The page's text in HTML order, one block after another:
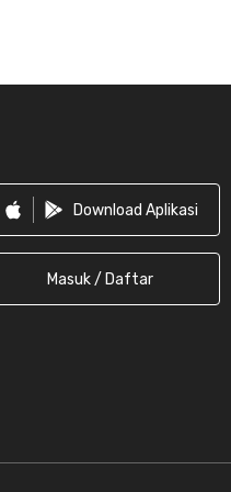
Download Aplikasi
Masuk / Daftar